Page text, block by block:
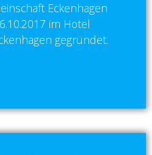
Eckenhagen
im Hotel
gegründet.